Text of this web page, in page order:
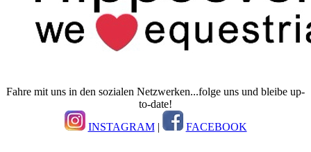
Fahre mit uns in den sozialen Netzwerken...folge uns und bleibe up-
to-date!
INSTAGRAM| FACEBOOK